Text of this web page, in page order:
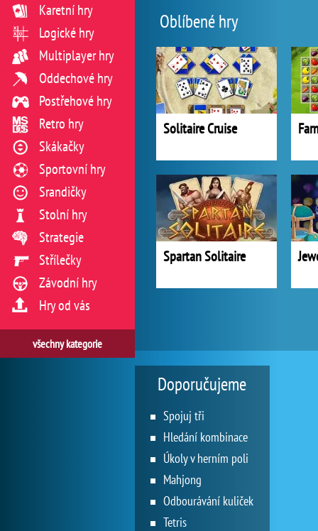
Oblíbené hry
Solitaire Cruise
Spartan Solitaire
Karetní hry
Logické hry
Multiplayer hry
Oddechové hry
Postřehové hry
Retro hry
Skákačky
Sportovní hry
Srandičky
Stolní hry
Strategie
Střílečky
Závodní hry
Hry od vás
všechny kategorie
Doporučujeme
Spojuj tři
Hledání kombinace
Úkoly v herním poli
Mahjong
Odbourávání kuliček
Tetris